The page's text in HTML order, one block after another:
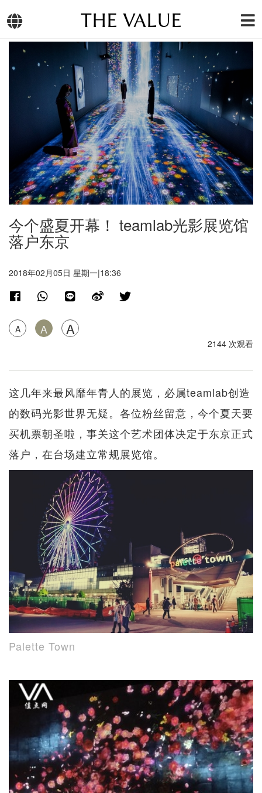
THE VALUE
今个盛夏开幕！ teamlab光影展览馆
落户东京
2018年02月05日 星期一|18:36
A A A
2144 次观看
这几年来最风靡年青人的展览，必属teamlab创造
的数码光影世界无疑。各位粉丝留意，今个夏天要
买机票朝圣啦，事关这个艺术团体决定于东京正式
落户，在台场建立常规展览馆。
Palette Town